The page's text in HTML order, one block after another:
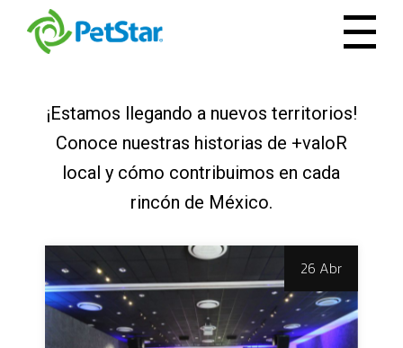
¡Estamos llegando a nuevos territorios!
Conoce nuestras historias de +valoR
local y cómo contribuimos en cada
rincón de México.
26 Abr